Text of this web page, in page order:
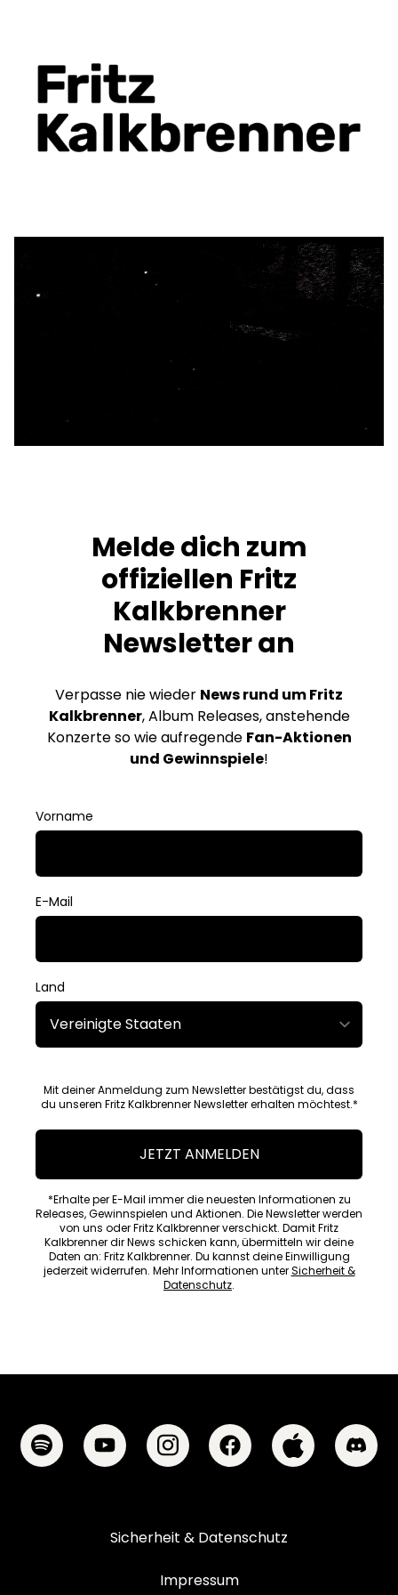
Melde dich zum
offiziellen Fritz
Kalkbrenner
Newsletter an
Verpasse nie wieder News rund um Fritz
Kalkbrenner, Album Releases, anstehende
Konzerte so wie aufregende Fan-Aktionen
und Gewinnspiele!
Vorname
E-Mail
Land
Mit deiner Anmeldung zum Newsletter bestätigst du, dass
du unseren Fritz Kalkbrenner Newsletter erhalten möchtest.*
JETZT ANMELDEN
*Erhalte per E-Mail immer die neuesten Informationen zu
Releases, Gewinnspielen und Aktionen. Die Newsletter werden
von uns oder Fritz Kalkbrenner verschickt. Damit Fritz
Kalkbrenner dir News schicken kann, übermitteln wir deine
Daten an: Fritz Kalkbrenner. Du kannst deine Einwilligung
jederzeit widerrufen. Mehr Informationen unterSicherheit &
Datenschutz.
Sicherheit & Datenschutz
Impressum